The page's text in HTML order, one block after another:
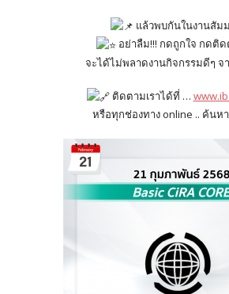
แล้วพบกันในงานสัม
อย่าลืม!!! กดถูกใจ กดติ
จะได้ไม่พลาดงานกิจกรรมดีๆ จา
ติดตามเราได้ที่ …
หรือทุกช่องทาง online .. ค้นหา